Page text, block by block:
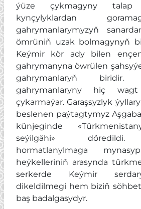
ýüze çykmagyny talap
kynçylyklardan
gahrymanlarymyzyň
ömrüniň uzak bolmagynyň
Keýmir kör ady bilen
gahrymanyna öwrülen
gahrymanlaryň
gahrymanlaryny hiç wagt
çykarmaýar. Garaşsyzlyk
beslenen paýtagtymyz
künjeginde
seýilgähi» döredildi.
hormatlanylmaga
heýkelleriniň arasynda
serkerde Keýmir
dikeldilmegi hem biziň
baş badalgasydyr.